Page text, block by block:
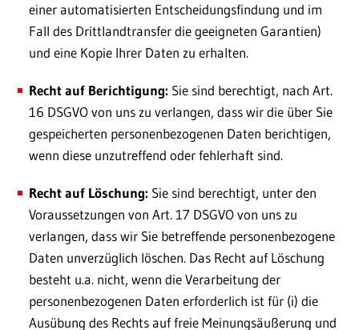
einer automatisierten Entscheidungsfindung und im
Fall des Drittlandtransfer die geeigneten Garantien)
und eine Kopie Ihrer Daten zu erhalten.
Recht auf Berichtigung: Sie sind berechtigt, nach Art.
16 DSGVO von uns zu verlangen, dass wir die über Sie
gespeicherten personenbezogenen Daten berichtigen,
wenn diese unzutreffend oder fehlerhaft sind.
Recht auf Löschung: Sie sind berechtigt, unter den
Voraussetzungen von Art. 17 DSGVO von uns zu
verlangen, dass wir Sie betreffende personenbezogene
Daten unverzüglich löschen. Das Recht auf Löschung
besteht u.a. nicht, wenn die Verarbeitung der
personenbezogenen Daten erforderlich ist für (i) die
Ausübung des Rechts auf freie Meinungsäußerung und